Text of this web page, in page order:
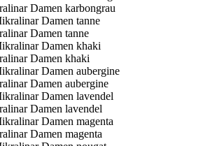
Damen karbongrau
Damen tanne
Damen khaki
Damen aubergine
Damen lavendel
Damen magenta